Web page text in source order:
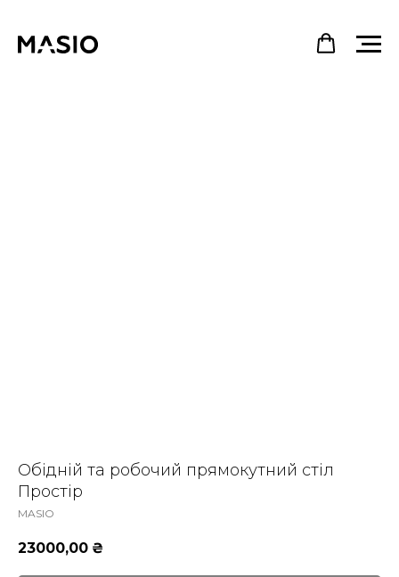
Обідній та робочий прямокутний стіл
Простір
MASIO
23000,00 ₴